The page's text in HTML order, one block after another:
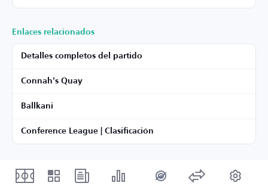
Enlaces relacionados
Detalles completos del partido
Connah's Quay
Ballkani
Conference League | Clasificación